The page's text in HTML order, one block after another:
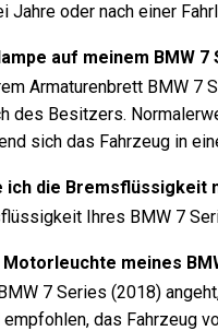
Jahre oder nach einer
auf meinem BMW
Armaturenbrett BMW
des Besitzers.
sich das Fahrzeug in
die Bremsflüssigkeit
Ihres BMW 7
meines
7 Series (2018)
das Fahrzeug